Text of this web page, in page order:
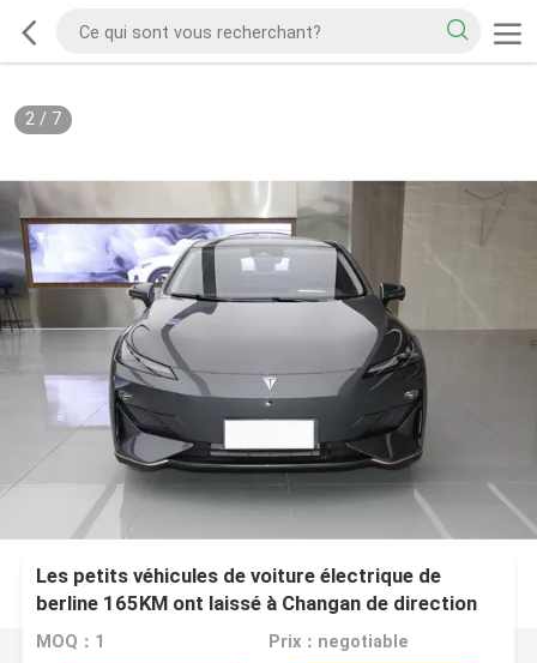
2/ 7
Les petits véhicules de voiture électrique de
berline 165KM ont laissé à Changan de direction
SL03 bleu-foncé
MOQ：1 Prix：negotiable